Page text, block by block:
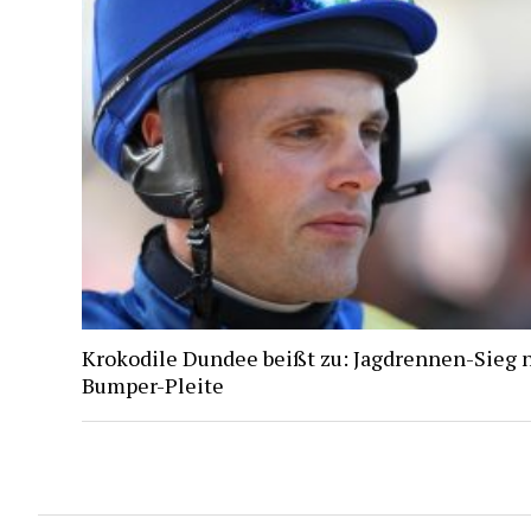
Krokodile Dundee beißt zu: Jagdrennen-Sieg
Bumper-Pleite